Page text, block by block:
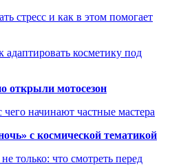
стресс и как в этом помогает
косметику под
открыли мотосезон
начинают частные мастера
с космической тематикой
только: что смотреть перед